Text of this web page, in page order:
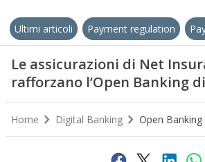
Ultimi articoli Payment regulation
Le assicurazioni di Net
rafforzano l’Open Banking
Home Digital Banking Open Banking